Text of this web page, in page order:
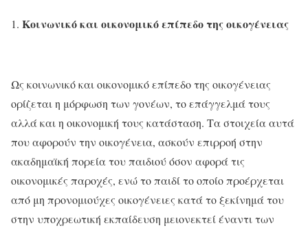
Κοινωνικό και οικονομικό επίπεδο της οικογένειας
Ως κοινωνικό και οικονομικό επίπεδο της οικογένειας
ορίζεται η μόρφωση των γονέων, το επάγγελμά τους
αλλά και η οικονομική τους κατάσταση. Τα στοιχεία αυτά
που αφορούν την οικογένεια, ασκούν επιρροή στην
ακαδημαϊκή πορεία του παιδιού όσον αφορά τις
οικονομικές παροχές, ενώ το παιδί το οποίο προέρχεται
από μη προνομιούχες οικογένειες κατά το ξεκίνημά του
στην υποχρεωτική εκπαίδευση μειονεκτεί έναντι των